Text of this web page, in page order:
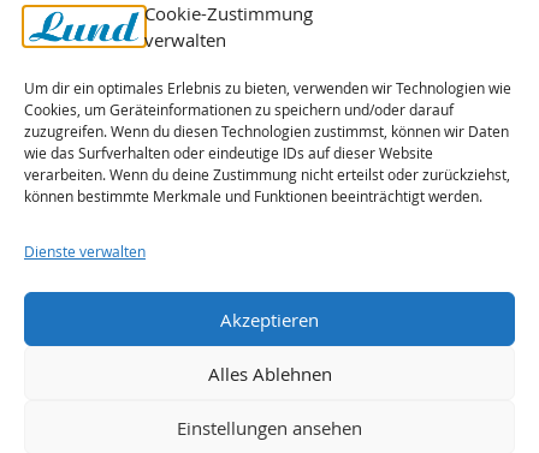
Cookie-Zustimmung
verwalten
Um dir ein optimales Erlebnis zu bieten, verwenden wir Technologien wie
Cookies, um Geräteinformationen zu speichern und/oder darauf
zuzugreifen. Wenn du diesen Technologien zustimmst, können wir Daten
wie das Surfverhalten oder eindeutige IDs auf dieser Website
verarbeiten. Wenn du deine Zustimmung nicht erteilst oder zurückziehst,
können bestimmte Merkmale und Funktionen beeinträchtigt werden.
Dienste verwalten
Akzeptieren
Alles Ablehnen
Einstellungen ansehen
Gutschein kaufen
Newsletter abonieren
Shop
Speisekarten
Brot vorbestellen
Lund Iskreem
Presse
Jobs
Datenschutzerklärung